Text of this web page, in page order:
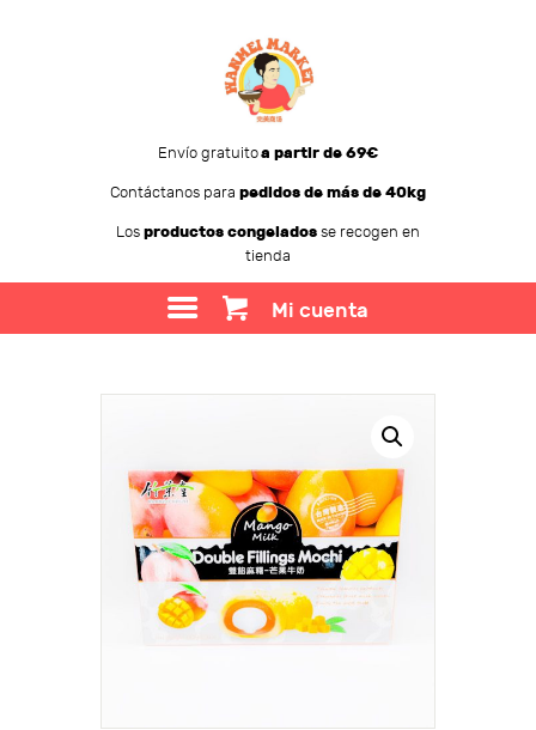
Envío gratuitoa partir de 69€
Contáctanos parapedidos de más de 40kg
Losproductos congeladosse recogen en
tienda
Mi cuenta
WANMEI MARKET
SOBRE WANMEI